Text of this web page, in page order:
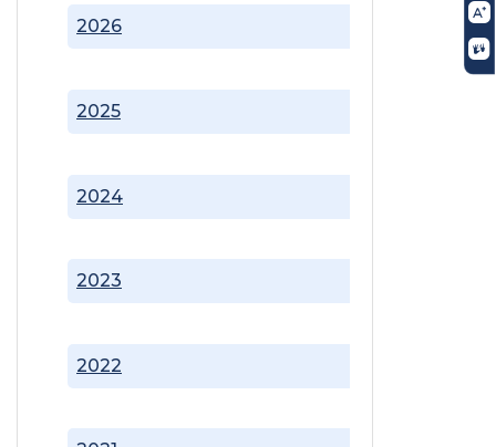
2022
2023
2024
2025
2026